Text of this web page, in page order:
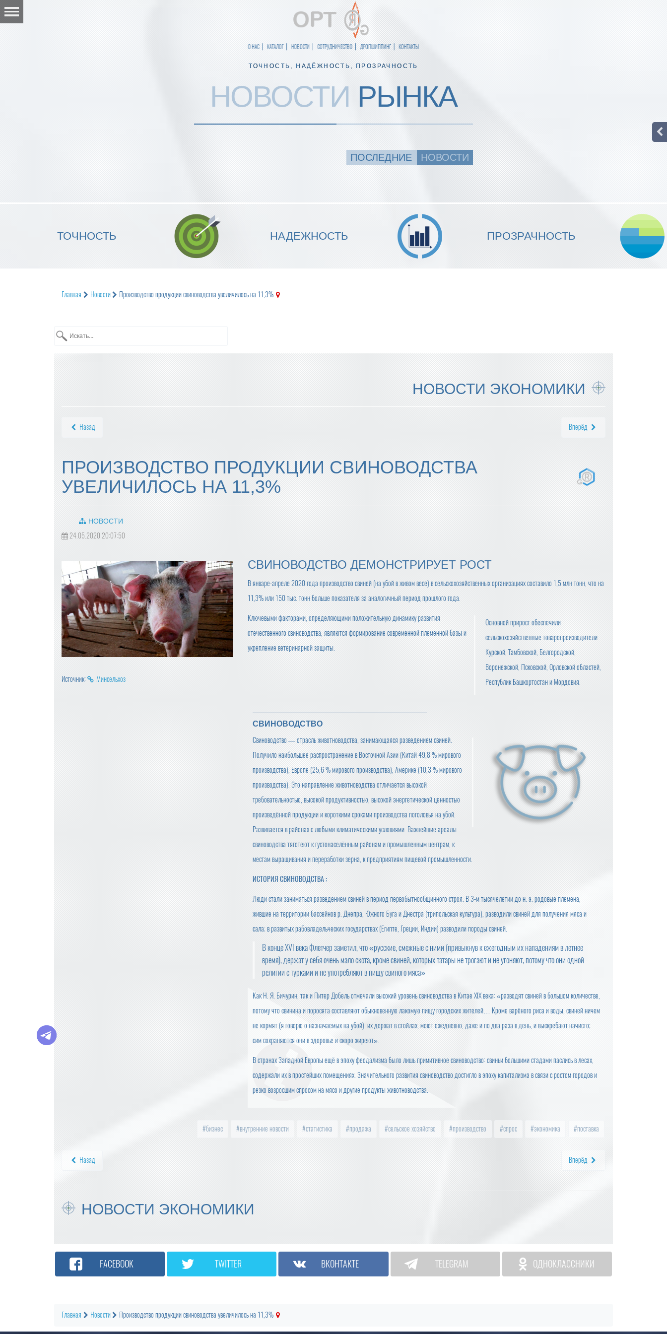
О НАС КАТАЛОГ НОВОСТИ СОТРУДНИЧЕСТВО ДРОПШИППИНГ КОНТАКТЫ
ТОЧНОСТЬ, НАДЁЖНОСТЬ, ПРОЗРАЧНОСТЬ
НОВОСТИ РЫНКА
ПОСЛЕДНИЕ НОВОСТИ
ТОЧНОСТЬ
МЫ ГАРАНТИРУЕМ ТОЧНОСТЬ
ИСПОЛНЕНИЯ
НАДЕЖНОСТЬ
МЫ ОБЕСПЕЧИВАЕМ
НАДЕЖНОСТЬ ИСПОЛНЕНИЯ
ПРОЗРАЧНОСТЬ
Главная Новости Производство продукции свиноводства увеличилось на 11,3%
НОВОСТИ ЭКОНОМИКИ
Назад Вперёд
ПРОИЗВОДСТВО ПРОДУКЦИИ СВИНОВОДСТВА
УВЕЛИЧИЛОСЬ НА 11,3%
НОВОСТИ
24.05.2020 20:07:50
Источник: Минсельхоз
СВИНОВОДСТВО ДЕМОНСТРИРУЕТ РОСТ
В январе-апреле 2020 года производство свиней (на убой в живом весе) в сельскохозяйственных организациях составило 1,5 млн тонн, что на
11,3% или 150 тыс. тонн больше показателя за аналогичный период прошлого года.
Основной прирост обеспечили
сельскохозяйственные товаропроизводители
Курской, Тамбовской, Белгородской,
Воронежской, Псковской, Орловской областей,
Республик Башкортостан и Мордовия.
Ключевыми факторами, определяющими положительную динамику развития
отечественного свиноводства, являются формирование современной племенной базы и
укрепление ветеринарной защиты.
СВИНОВОДСТВО
Свиноводство — отрасль животноводства, занимающаяся разведением свиней.
Получило наибольшее распространение в Восточной Азии (Китай 49,8 % мирового
производства), Европе (25,6 % мирового производства), Америке (10,3 % мирового
производства). Это направление животноводства отличается высокой
требовательностью, высокой продуктивностью, высокой энергетической ценностью
произведённой продукции и короткими сроками производства поголовья на убой.
Развивается в районах с любыми климатическими условиями. Важнейшие ареалы
свиноводства тяготеют к густонаселённым районам и промышленным центрам, к
местам выращивания и переработки зерна, к предприятиям пищевой промышленности.
ИСТОРИЯ СВИНОВОДСТВА :
Люди стали заниматься разведением свиней в период первобытнообщинного строя. В 3-м тысячелетии до н. э. родовые племена,
жившие на территории бассейнов р. Днепра, Южного Буга и Днестра (трипольская культура), разводили свиней для получения мяса и
сала; в развитых рабовладельческих государствах (Египте, Греции, Индии) разводили породы свиней.
В конце XVI века Флетчер заметил, что «русские, смежные с ними (привыкнув к ежегодным их нападениям в летнее
время), держат у себя очень мало скота, кроме свиней, которых татары не трогают и не угоняют, потому что они одной
религии с турками и не употребляют в пищу свиного мяса»
Как Н. Я. Бичурин, так и Питер Добель отмечали высокий уровень свиноводства в Китае XIX века: «разводят свиней в большом количестве,
потому что свинина и поросята составляют обыкновенную лакомую пищу городских жителей… Кроме варёного риса и воды, свиней ничем
не кормят (я говорю о назначаемых на убой): их держат в стойлах, моют ежедневно, даже и по два раза в день, и выскребают начисто;
сим сохраняются они в здоровье и скоро жиреют».
В странах Западной Европы ещё в эпоху феодализма было лишь примитивное свиноводство: свиньи большими стадами паслись в лесах,
содержали их в простейших помещениях. Значительного развития свиноводство достигло в эпоху капитализма в связи с ростом городов и
резко возросшим спросом на мясо и другие продукты животноводства.
бизнес внутренние новости статистика продажа сельское хозяйство производство спрос экономика поставка
Назад Вперёд
НОВОСТИ ЭКОНОМИКИ
FACEBOOK TWITTER ВКОНТАКТЕ TELEGRAM ОДНОКЛАССНИКИ
Главная Новости Производство продукции свиноводства увеличилось на 11,3%